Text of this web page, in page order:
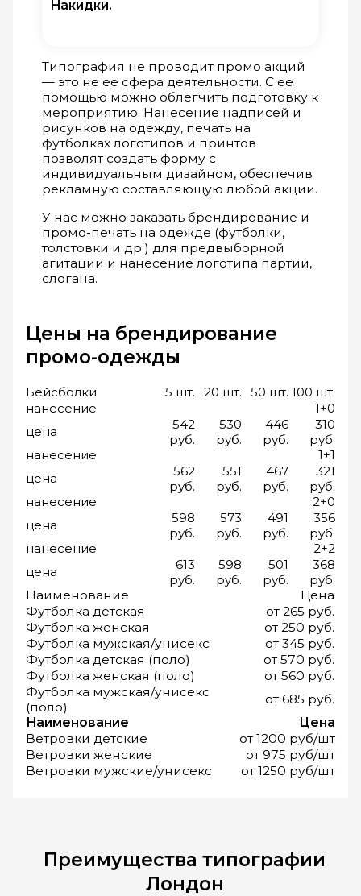
Накидки.
Типография не проводит промо акций
— это не ее сфера деятельности. С ее
помощью можно облегчить подготовку к
мероприятию. Нанесение надписей и
рисунков на одежду, печать на
футболках логотипов и принтов
позволят создать форму с
индивидуальным дизайном, обеспечив
рекламную составляющую любой акции.
У нас можно заказать брендирование и
промо-печать на одежде (футболки,
толстовки и др.) для предвыборной
агитации и нанесение логотипа партии,
слогана.
Цены на брендирование
промо-одежды
Бейсболки 5 шт. 20 шт. 50 шт. 100 шт.
нанесение
1+0
цена
542
руб.
530
руб.
446
руб.
310
руб.
нанесение
1+1
цена
562
руб.
551
руб.
467
руб.
321
руб.
нанесение
2+0
цена
598
руб.
573
руб.
491
руб.
356
руб.
нанесение
2+2
цена
613
руб.
598
руб.
501
руб.
368
руб.
Наименование
Цена
Футболка детская
от 265 руб.
Футболка женская
от 250 руб.
Футболка мужская/унисекс
от 345 руб.
Футболка детская (поло)
от 570 руб.
Футболка женская (поло)
от 560 руб.
Футболка мужская/унисекс
(поло)
от 685 руб.
Наименование
Цена
Ветровки детские
от 1200 руб/шт
Ветровки женские
от 975 руб/шт
Ветровки мужские/унисекс
от 1250 руб/шт
Преимущества типографии
Лондон